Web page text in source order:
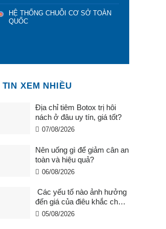
HỆ THỐNG CHUỖI CƠ SỞ TOÀN
QUỐC
TIN XEM NHIỀU
Địa chỉ tiêm Botox trị hôi
nách ở đâu uy tín, giá tốt?
07/08/2026
Nên uống gì để giảm cân an
toàn và hiệu quả?
06/08/2026
Các yếu tố nào ảnh hưởng
đến giá của điêu khắc chân
mày ?
05/08/2026